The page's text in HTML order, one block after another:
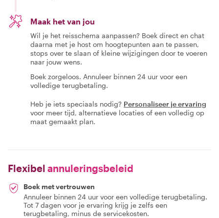
Maak het van jou
Wil je het reisschema aanpassen? Boek direct en chat
daarna met je host om hoogtepunten aan te passen,
stops over te slaan of kleine wijzigingen door te voeren
naar jouw wens.
Boek zorgeloos. Annuleer binnen 24 uur voor een
volledige terugbetaling.
Heb je iets speciaals nodig? Personaliseer je ervaring
voor meer tijd, alternatieve locaties of een volledig op
maat gemaakt plan.
Flexibel annuleringsbeleid
Boek met vertrouwen
Annuleer binnen 24 uur voor een volledige terugbetaling.
Tot 7 dagen voor je ervaring krijg je zelfs een
terugbetaling, minus de servicekosten.